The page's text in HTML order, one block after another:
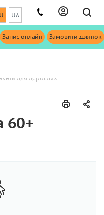
UA
Запис онлайн Замовити дзвінок
для дорослих
60+